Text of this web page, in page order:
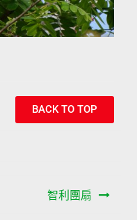
BACK TO TOP
智利團扇